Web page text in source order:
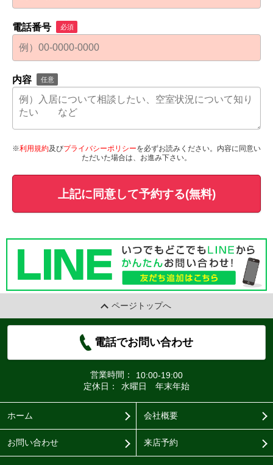
電話番号 必須
内容 任意
※利用規約及びプライバシーポリシーを必ずお読みください。内容に同意い
ただいた場合は、お進み下さい。
上記に同意して予約する(無料)
ページトップへ
電話でお問い合わせ
営業時間：
10:00-19:00
定休日：
水曜日 年末年始
ホーム 会社概要
お問い合わせ 来店予約